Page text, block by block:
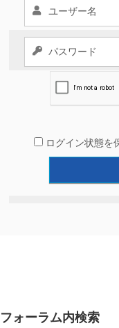
ログイン状態を
フォーラム内検索